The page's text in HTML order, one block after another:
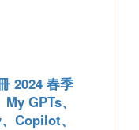
2024 春季
GPTs、
Copilot、